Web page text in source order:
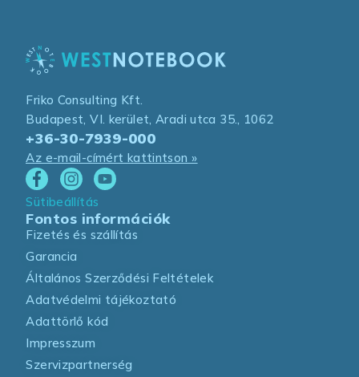
Friko Consulting Kft.
Budapest, VI. kerület, Aradi utca 35., 1062
+36-30-7939-000
Az e-mail-címért kattintson »
Sütibeállítás
Fontos információk
Fizetés és szállítás
Garancia
Általános Szerződési Feltételek
Adatvédelmi tájékoztató
Adattörlő kód
Impresszum
Szervizpartnerség